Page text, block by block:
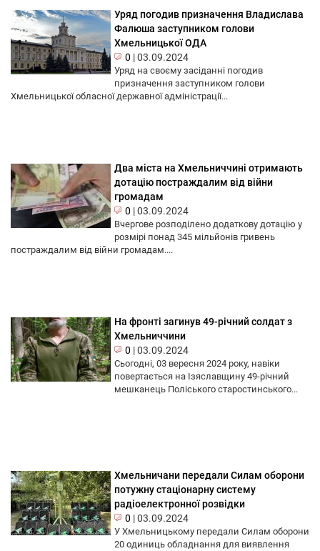
Уряд погодив призначення Владислава
Фалюша заступником голови
Хмельницької ОДА
0 |03.09.2024
Уряд на своєму засіданні погодив
призначення заступником голови
Хмельницької обласної державної адміністрації...
Два міста на Хмельниччині отримають
дотацію постраждалим від війни
громадам
0 |03.09.2024
Вчергове розподілено додаткову дотацію у
розмірі понад 345 мільйонів гривень
постраждалим від війни громадам....
На фронті загинув 49-річний солдат з
Хмельниччини
0 |03.09.2024
Сьогодні, 03 вересня 2024 року, навіки
повертається на Ізяславщину 49-річний
мешканець Поліського старостинського...
Хмельничани передали Силам оборони
потужну стаціонарну систему
радіоелектронної розвідки
0 |03.09.2024
У Хмельницькому передали Силам оборони
20 одиниць обладнання для виявлення